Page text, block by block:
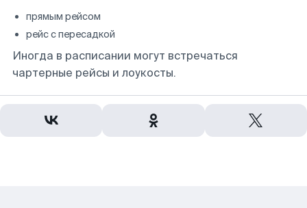
прямым рейсом
рейс с пересадкой
Иногда в расписании могут встречаться
чартерные рейсы и лоукосты.